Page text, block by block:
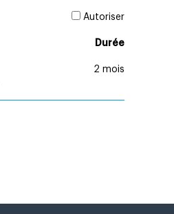
Autoriser
Durée
2 mois